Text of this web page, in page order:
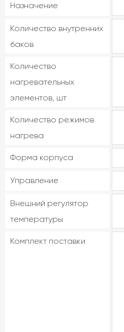
Назначение
Количество внутренних
баков
Количество
нагревательных
элементов, шт
Количество режимов
нагрева
Форма корпуса
Управление
Внешний регулятор
температуры
Комплект поставки